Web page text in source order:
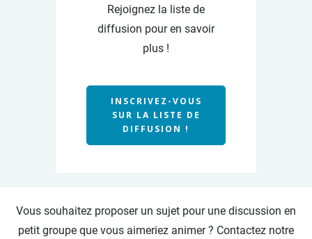
Rejoignez la liste de
diffusion pour en savoir
plus !
INSCRIVEZ-VOUS
SUR LA LISTE DE
DIFFUSION !
Vous souhaitez proposer un sujet pour une discussion en
petit groupe que vous aimeriez animer ? Contactez notre